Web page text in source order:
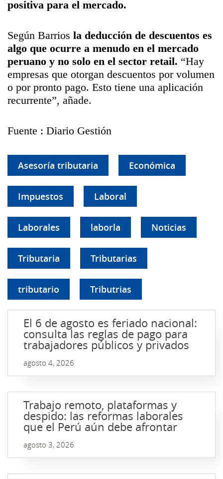
positiva para el mercado.
Según Barrios la deducción de descuentos es
algo que ocurre a menudo en el mercado
peruano y no solo en el sector retail. “Hay
empresas que otorgan descuentos por volumen
o por pronto pago. Esto tiene una aplicación
recurrente”, añade.
Fuente : Diario Gestión
Asesoría tributaria Económica
Impuestos Laboral
Laborales laborla Noticias
Tributaria Tributarias
tributario Tributrias
El 6 de agosto es feriado nacional:
consulta las reglas de pago para
trabajadores públicos y privados
agosto 4, 2026
Trabajo remoto, plataformas y
despido: las reformas laborales
que el Perú aún debe afrontar
agosto 3, 2026